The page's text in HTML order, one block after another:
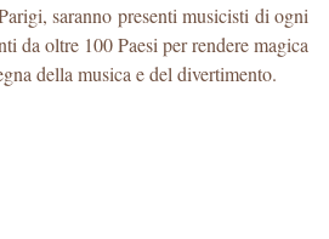
saranno presenti musicisti di ogni
da oltre 100 Paesi per rendere magica
della musica e del divertimento.